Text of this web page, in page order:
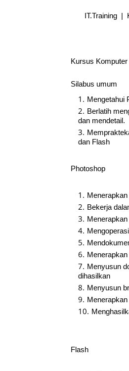
IT.Training |
Kursus
Silabus umum
Mengetahui
Berlatih
dan mendetail.
dan Flash
Photoshop
Bekerja
Menyusun
dihasilkan
Menyusun
Flash